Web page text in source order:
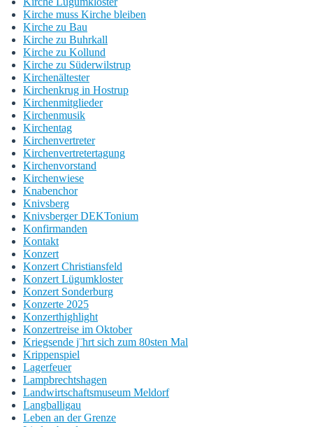
Kirche muss Kirche bleiben
Kirche zu Bau
Kirche zu Buhrkall
Kirche zu Kollund
Kirche zu Süderwilstrup
Kirchenältester
Kirchenkrug in Hostrup
Kirchenmitglieder
Kirchenmusik
Kirchentag
Kirchenvertreter
Kirchenvertretertagung
Kirchenvorstand
Kirchenwiese
Knabenchor
Knivsberg
Knivsberger DEKTonium
Konfirmanden
Kontakt
Konzert
Konzert Christiansfeld
Konzert Lügumkloster
Konzert Sonderburg
Konzerte 2025
Konzerthighlight
Konzertreise im Oktober
Kriegsende j¨hrt sich zum 80sten Mal
Krippenspiel
Lagerfeuer
Lampbrechtshagen
Landwirtschaftsmuseum Meldorf
Langballigau
Leben an der Grenze